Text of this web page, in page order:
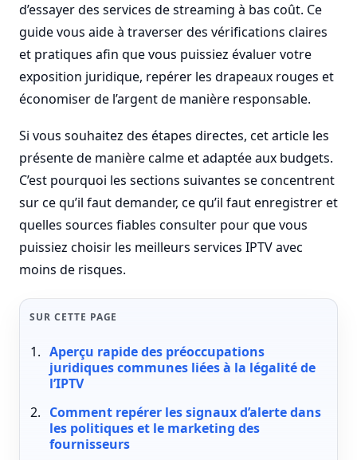
d’essayer des services de streaming à bas coût. Ce
guide vous aide à traverser des vérifications claires
et pratiques afin que vous puissiez évaluer votre
exposition juridique, repérer les drapeaux rouges et
économiser de l’argent de manière responsable.
Si vous souhaitez des étapes directes, cet article les
présente de manière calme et adaptée aux budgets.
C’est pourquoi les sections suivantes se concentrent
sur ce qu’il faut demander, ce qu’il faut enregistrer et
quelles sources fiables consulter pour que vous
puissiez choisir les meilleurs services IPTV avec
moins de risques.
SUR CETTE PAGE
Aperçu rapide des préoccupations
juridiques communes liées à la légalité de
l’IPTV
Comment repérer les signaux d’alerte dans
les politiques et le marketing des
fournisseurs